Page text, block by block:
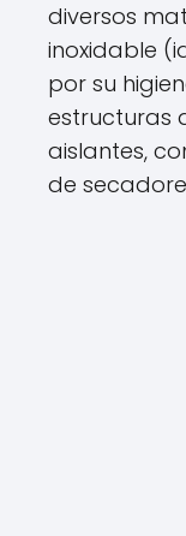
diversos
inoxidable
por su
estructuras
aislantes,
de